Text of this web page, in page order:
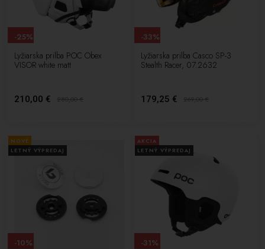
Lyžiarska prilba POC Obex
VISOR white matt
210,00 € 280,00€
-25%
Lyžiarska prilba Casco SP-3
Stealth Racer, 07.2632
179,25 € 269,00€
-33%
NOVÉ
LETNÝ VÝPREDAJ
-10%
AKCIA
LETNÝ VÝPREDAJ
-31%